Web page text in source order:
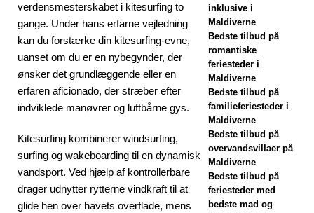
2025] Black
Friday-tilbud på
Dhawa Ihuru
2025
SÆRLIGE
TILBUD
[17. november
Cinnamon
verdensmesterskabet i kitesurfing to
gange. Under hans erfarne vejledning
kan du forstærke din kitesurfing-evne,
uanset om du er en nybegynder, der
ønsker det grundlæggende eller en
erfaren aficionado, der stræber efter
indviklede manøvrer og luftbårne gys.
Kitesurfing kombinerer windsurfing,
surfing og wakeboarding til en dynamisk
vandsport. Ved hjælp af kontrollerbare
drager udnytter rytterne vindkraft til at
glide hen over havets overflade, mens
inklusive i
Maldiverne
Bedste tilbud på
romantiske
feriesteder i
Maldiverne
Bedste tilbud på
familieferiesteder i
Maldiverne
Bedste tilbud på
overvandsvillaer på
Maldiverne
Bedste tilbud på
feriesteder med
bedste mad og